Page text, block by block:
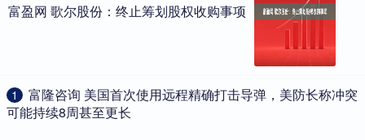
富盈网 歌尔股份：终止筹划股权收购事项
1
​富隆咨询 美国首次使用远程精确打击导弹，美防长称冲突
可能持续8周甚至更长